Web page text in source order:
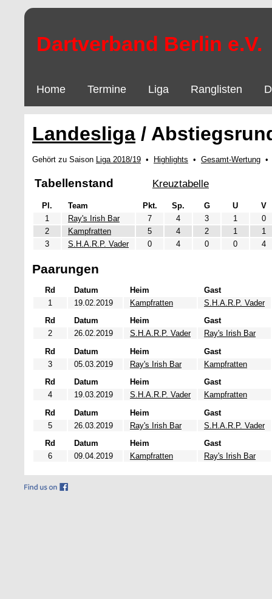
Dartverband Berlin e.V.
Home Termine Liga Ranglisten
Landesliga /
Gehört zu Saison Liga 2018/19 • Highlights • Gesamt-Wertung
Tabellenstand Kreuztabelle
Pl. Team Pkt. Sp. G U
V
1
Ray's Irish Bar 7 4 3 1
0
2
Kampfratten 5 4 2 1
1
3
S.H.A.R.P. Vader 0 4 0 0 4
Paarungen
Rd Datum Heim
Gast
1
19.02.2019 Kampfratten
S.H.A.R.P. Vader
Rd
Datum Heim
Gast
2
26.02.2019 S.H.A.R.P. Vader
Ray's Irish Bar
Rd
Datum Heim
Gast
3
05.03.2019 Ray's Irish Bar
Kampfratten
Rd
Datum Heim
Gast
4
19.03.2019 S.H.A.R.P. Vader
Kampfratten
Rd
Datum Heim
Gast
5
26.03.2019 Ray's Irish Bar
S.H.A.R.P. Vader
Rd
Datum Heim
Gast
6
09.04.2019 Kampfratten Ray's Irish Bar